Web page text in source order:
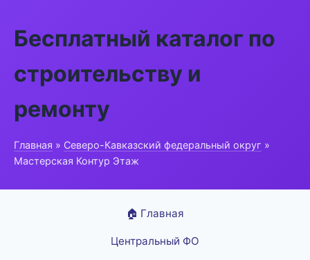
Бесплатный каталог по
строительству и
ремонту
Главная » Северо-Кавказский федеральный округ »
Мастерская Контур Этаж
🏠 Главная
Центральный ФО